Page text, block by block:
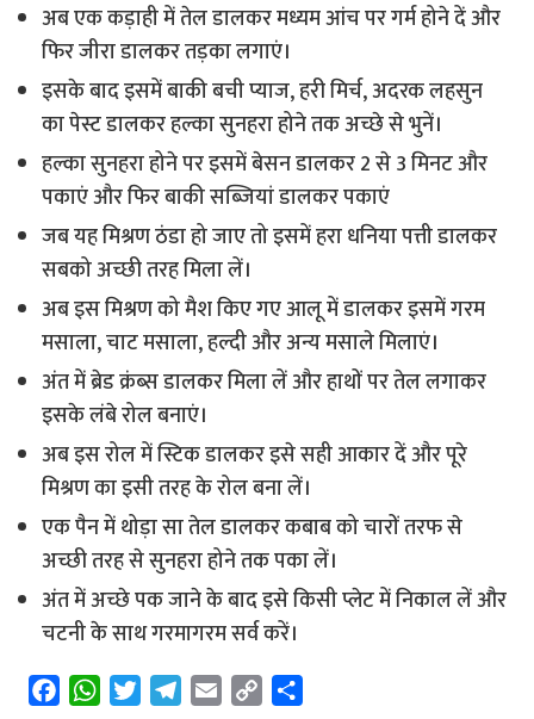
अब एक कड़ाही में तेल डालकर मध्यम आंच पर गर्म होने दें और
फिर जीरा डालकर तड़का लगाएं।
इसके बाद इसमें बाकी बची प्याज, हरी मिर्च, अदरक लहसुन
का पेस्ट डालकर हल्का सुनहरा होने तक अच्छे से भुनें।
हल्का सुनहरा होने पर इसमें बेसन डालकर 2 से 3 मिनट और
पकाएं और फिर बाकी सब्जियां डालकर पकाएं
जब यह मिश्रण ठंडा हो जाए तो इसमें हरा धनिया पत्ती डालकर
सबको अच्छी तरह मिला लें।
अब इस मिश्रण को मैश किए गए आलू में डालकर इसमें गरम
मसाला, चाट मसाला, हल्दी और अन्य मसाले मिलाएं।
अंत में ब्रेड क्रंब्स डालकर मिला लें और हाथों पर तेल लगाकर
इसके लंबे रोल बनाएं।
अब इस रोल में स्टिक डालकर इसे सही आकार दें और पूरे
मिश्रण का इसी तरह के रोल बना लें।
एक पैन में थोड़ा सा तेल डालकर कबाब को चारों तरफ से
अच्छी तरह से सुनहरा होने तक पका लें।
अंत में अच्छे पक जाने के बाद इसे किसी प्लेट में निकाल लें और
चटनी के साथ गरमागरम सर्व करें।
W